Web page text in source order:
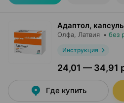
Адаптол,
Олфа , Латвия • без
Инструкция
24,01 — 34,91
Где купить